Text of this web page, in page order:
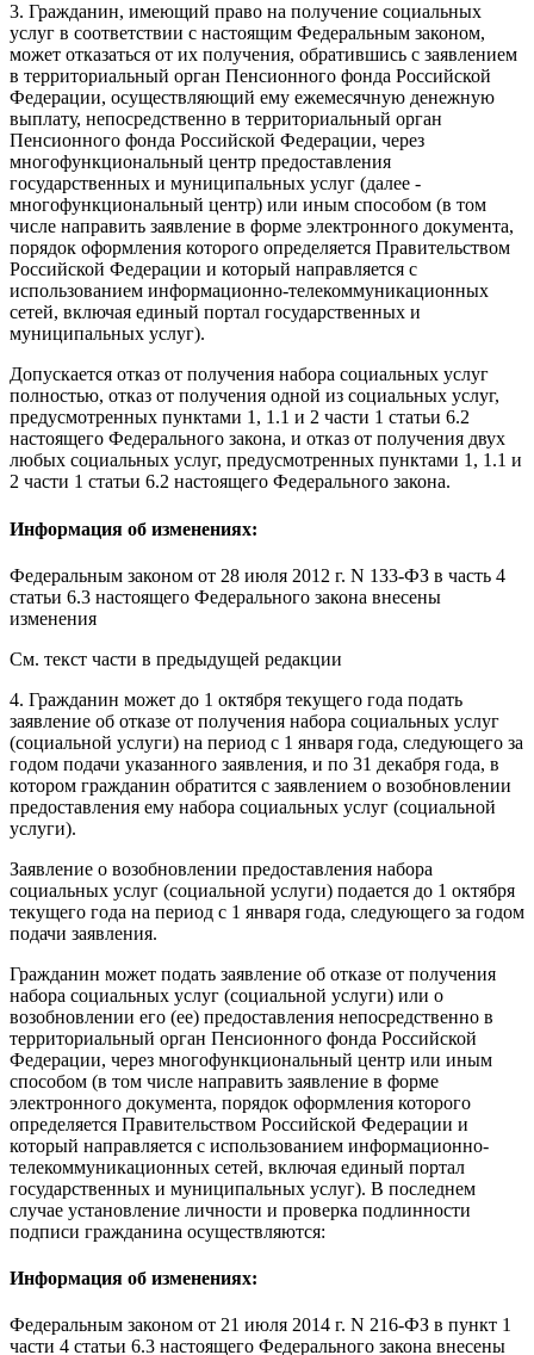
3. Гражданин, имеющий право на получение социальных
услуг в соответствии с настоящим Федеральным законом,
может отказаться от их получения, обратившись с заявлением
в территориальный орган Пенсионного фонда Российской
Федерации, осуществляющий ему ежемесячную денежную
выплату, непосредственно в территориальный орган
Пенсионного фонда Российской Федерации, через
многофункциональный центр предоставления
государственных и муниципальных услуг (далее -
многофункциональный центр) или иным способом (в том
числе направить заявление в форме электронного документа,
порядок оформления которого определяется Правительством
Российской Федерации и который направляется с
использованием информационно-телекоммуникационных
сетей, включая единый портал государственных и
муниципальных услуг).
Допускается отказ от получения набора социальных услуг
полностью, отказ от получения одной из социальных услуг,
предусмотренных пунктами 1 , 1.1 и 2 части 1 статьи 6.2
настоящего Федерального закона, и отказ от получения двух
любых социальных услуг, предусмотренных пунктами 1, 1.1 и
2 части 1 статьи 6.2 настоящего Федерального закона.
Информация об изменениях:
Федеральным законом от 28 июля 2012 г. N 133-ФЗ в часть 4
статьи 6.3 настоящего Федерального закона внесены
изменения
См. текст части в предыдущей редакции
4. Гражданин может до 1 октября текущего года подать
заявление об отказе от получения набора социальных услуг
(социальной услуги) на период с 1 января года, следующего за
годом подачи указанного заявления, и по 31 декабря года, в
котором гражданин обратится с заявлением о возобновлении
предоставления ему набора социальных услуг (социальной
услуги).
Заявление о возобновлении предоставления набора
социальных услуг (социальной услуги) подается до 1 октября
текущего года на период с 1 января года, следующего за годом
подачи заявления.
Гражданин может подать заявление об отказе от получения
набора социальных услуг (социальной услуги) или о
возобновлении его (ее) предоставления непосредственно в
территориальный орган Пенсионного фонда Российской
Федерации, через многофункциональный центр или иным
способом (в том числе направить заявление в форме
электронного документа, порядок оформления которого
определяется Правительством Российской Федерации и
который направляется с использованием информационно-
телекоммуникационных сетей, включая единый портал
государственных и муниципальных услуг). В последнем
случае установление личности и проверка подлинности
подписи гражданина осуществляются:
Информация об изменениях:
Федеральным законом от 21 июля 2014 г. N 216-ФЗ в пункт 1
части 4 статьи 6.3 настоящего Федерального закона внесены